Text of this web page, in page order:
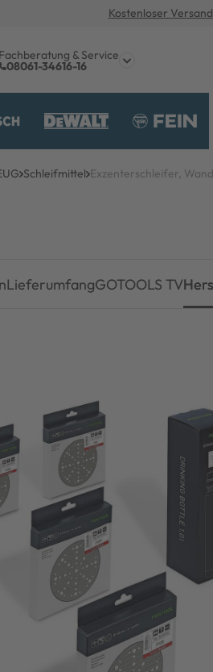
Kostenloser
Fachberatung & Service
08061-34616-16
Schleifmittel Exzenterschleifer,
LieferumfangGOTOOLS TV